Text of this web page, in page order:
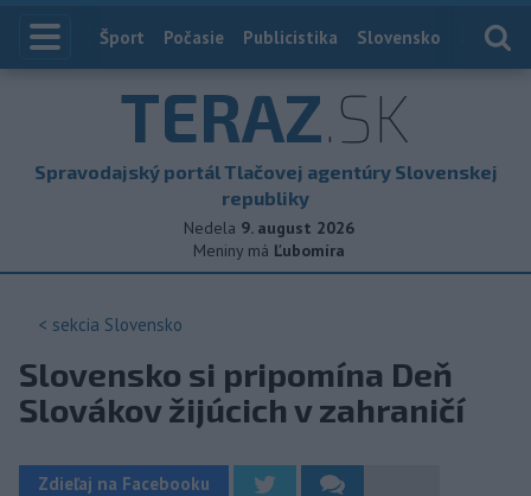
Index
Šport Počasie Publicistika Slovensko
TERAZ.SK
Spravodajský portál Tlačovej agentúry Slovenskej
republiky
Nedela 9. august 2026
Meniny má Ľubomíra
< sekcia Slovensko
Slovensko si pripomína Deň
Slovákov žijúcich v zahraničí
Zdieľaj na Facebooku